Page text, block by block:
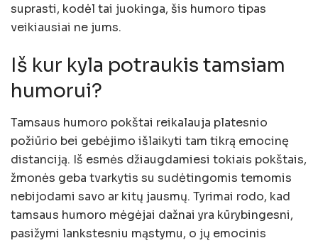
suprasti, kodėl tai juokinga, šis humoro tipas
veikiausiai ne jums.
Iš kur kyla potraukis tamsiam
humorui?
Tamsaus humoro pokštai reikalauja platesnio
požiūrio bei gebėjimo išlaikyti tam tikrą emocinę
distanciją. Iš esmės džiaugdamiesi tokiais pokštais,
žmonės geba tvarkytis su sudėtingomis temomis
nebijodami savo ar kitų jausmų. Tyrimai rodo, kad
tamsaus humoro mėgėjai dažnai yra kūrybingesni,
pasižymi lankstesniu mąstymu, o jų emocinis